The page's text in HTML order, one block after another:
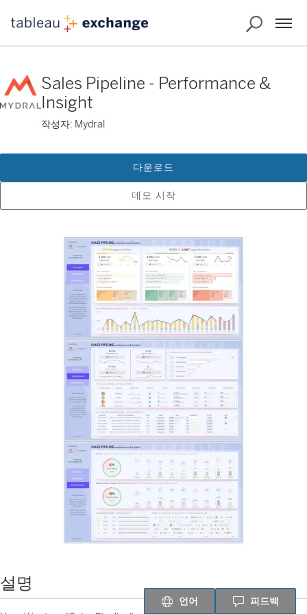
Sales Pipeline - Performance &
Insight
작성자: Mydral
데모 시작
다운로드
설명
언어 피드백